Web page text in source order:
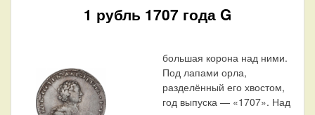
1 рубль 1707 года G
большая корона над ними.
Под лапами орла,
разделённый его хвостом,
год выпуска — «1707». Над